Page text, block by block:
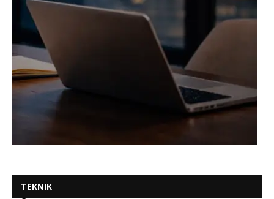
TEKNIK